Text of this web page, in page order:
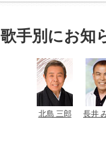
歌手別にお知
北島 三郎 長井